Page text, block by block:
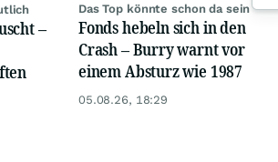
–
Das Top könnte schon da sein
Fonds hebeln sich in den
Crash – Burry warnt vor
einem Absturz wie 1987
05.08.26, 18:29